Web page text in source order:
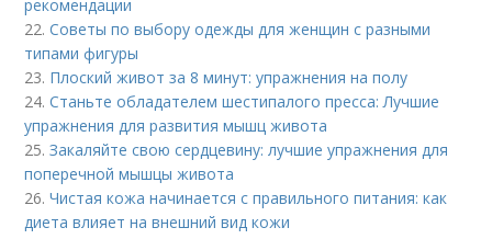
рекомендации
22.Советы по выбору одежды для женщин с разными
типами фигуры
23. Плоский живот за 8 минут: упражнения на полу
24.Станьте обладателем шестипалого пресса: Лучшие
упражнения для развития мышц живота
25.Закаляйте свою сердцевину: лучшие упражнения для
поперечной мышцы живота
26.Чистая кожа начинается с правильного питания: как
диета влияет на внешний вид кожи